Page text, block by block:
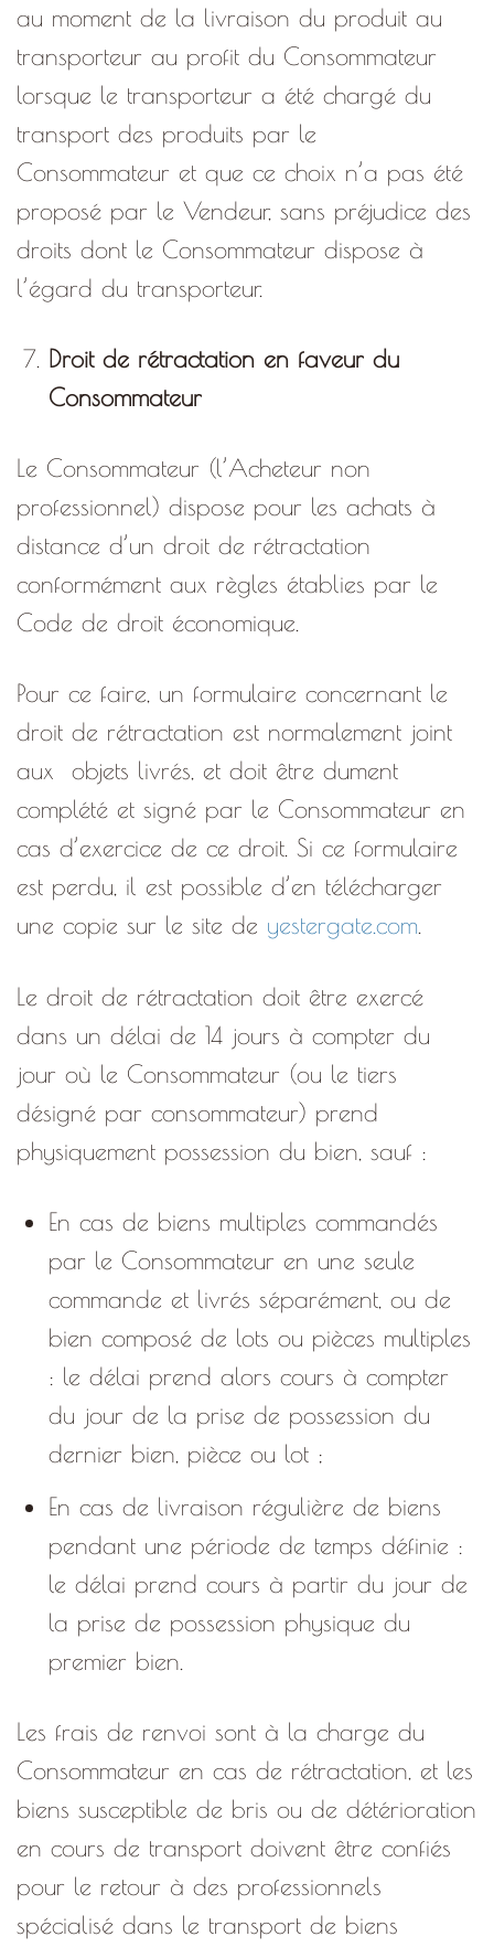
au moment de la livraison du produit au
transporteur au profit du Consommateur
lorsque le transporteur a été chargé du
transport des produits par le
Consommateur et que ce choix n’a pas été
proposé par le Vendeur, sans préjudice des
droits dont le Consommateur dispose à
l’égard du transporteur.
Droit de rétractation en faveur du
Consommateur
Le Consommateur (l’Acheteur non
professionnel) dispose pour les achats à
distance d’un droit de rétractation
conformément aux règles établies par le
Code de droit économique.
Pour ce faire, un formulaire concernant le
droit de rétractation est normalement joint
aux
objets livrés, et doit être dument
complété et signé par le Consommateur en
cas d’exercice de ce droit. Si ce formulaire
est perdu, il est possible d’en télécharger
une copie sur le site de yestergate.com.
Le droit de rétractation doit être exercé
dans un délai de 14 jours à compter du
jour où le Consommateur (ou le tiers
désigné par consommateur) prend
physiquement possession du bien, sauf :
En cas de biens multiples commandés
par le Consommateur en une seule
commande et livrés séparément, ou de
bien composé de lots ou pièces multiples
: le délai prend alors cours à compter
du jour de la prise de possession du
dernier bien, pièce ou lot ;
En cas de livraison régulière de biens
pendant une période de temps définie :
le délai prend cours à partir du jour de
la prise de possession physique du
premier bien.
Les frais de renvoi sont à la charge du
Consommateur en cas de rétractation, et les
biens susceptible de bris ou de détérioration
en cours de transport doivent être confiés
pour le retour à des professionnels
spécialisé dans le transport de biens